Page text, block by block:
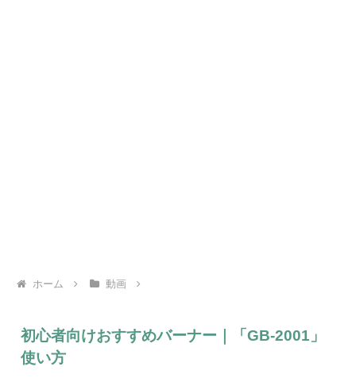
ホーム 動画
初心者向けおすすめバーナー｜「GB-2001」
使い方